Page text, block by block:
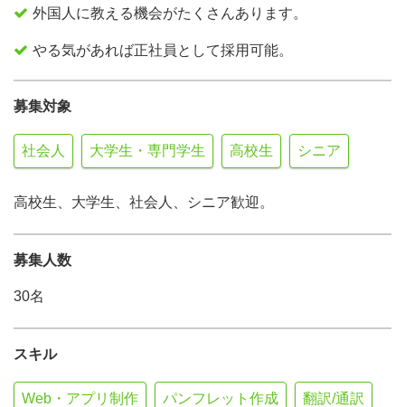
外国人に教える機会がたくさんあります。
やる気があれば正社員として採用可能。
募集対象
社会人 大学生・専門学生 高校生 シニア
高校生、大学生、社会人、シニア歓迎。
募集人数
30名
スキル
Web・アプリ制作 パンフレット作成 翻訳/通訳